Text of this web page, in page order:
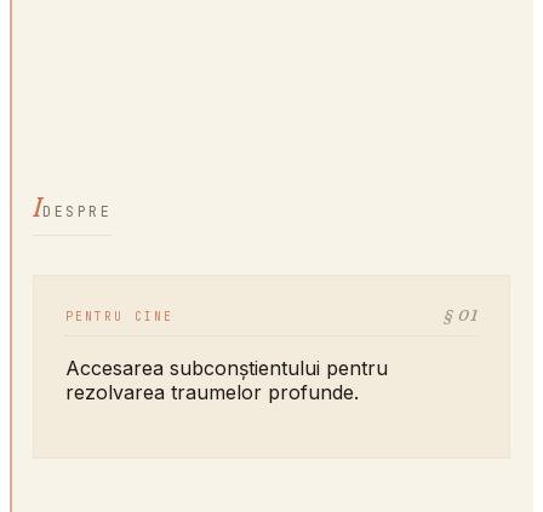
IDESPRE
PENTRU CINE § 01
Accesarea subconștientului pentru
rezolvarea traumelor profunde.